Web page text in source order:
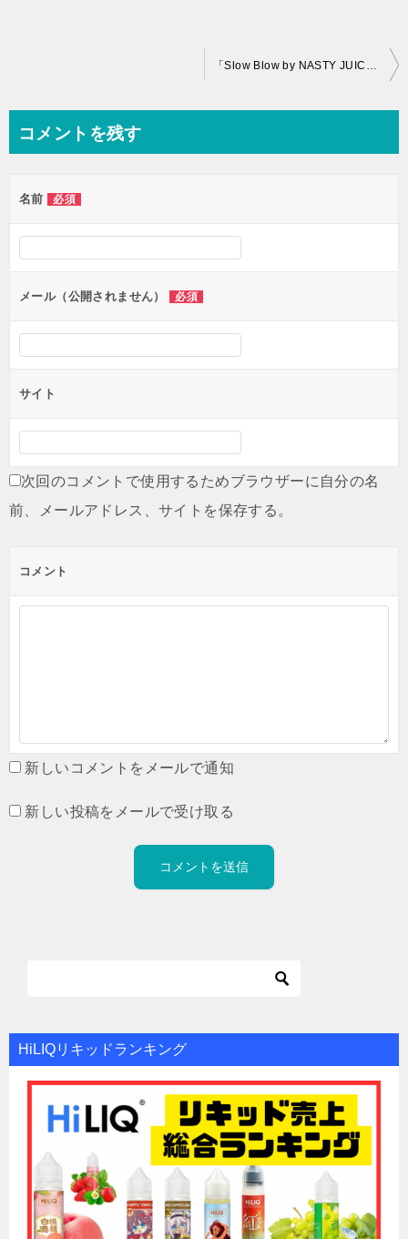
ビ
ー
シ
ン
「Slow Blow by NASTY JUICE」VAPEリキッドレビュー
コメントを残す
名前 必須
メール（公開されません） 必須
サイト
次回のコメントで使用するためブラウザーに自分の名
前、メールアドレス、サイトを保存する。
コメント
新しいコメントをメールで通知
新しい投稿をメールで受け取る
HiLIQリキッドランキング